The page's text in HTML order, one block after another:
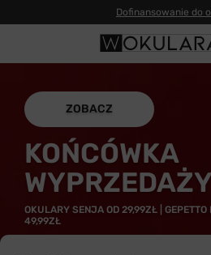
ZOBACZ
KOŃCÓWKA
OKULARY SENJA OD 29,99ZŁ |
49,99ZŁ